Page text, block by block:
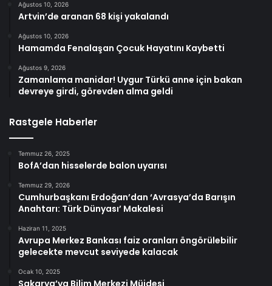
Ağustos 10, 2026
Artvin’de aranan 68 kişi yakalandı
Ağustos 10, 2026
Hamamda Fenalaşan Çocuk Hayatını Kaybetti
Ağustos 9, 2026
Zamanlama manidar! Uygur Türkü anne için bakan
devreye girdi, görevden alma geldi
Rastgele Haberler
Temmuz 26, 2025
BofA’dan hisselerde balon uyarısı
Temmuz 29, 2026
Cumhurbaşkanı Erdoğan’dan ‘Avrasya’da Barışın
Anahtarı: Türk Dünyası’ Makalesi
Haziran 11, 2025
Avrupa Merkez Bankası faiz oranları öngörülebilir
gelecekte mevcut seviyede kalacak
Ocak 10, 2025